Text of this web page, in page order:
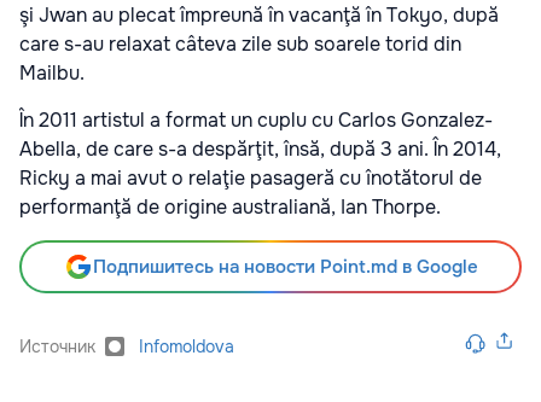
şi Jwan au plecat împreună în vacanţă în Tokyo, după
care s-au relaxat câteva zile sub soarele torid din
Mailbu.
În 2011 artistul a format un cuplu cu Carlos Gonzalez-
Abella, de care s-a despărţit, însă, după 3 ani. În 2014,
Ricky a mai avut o relaţie pasageră cu înotătorul de
performanţă de origine australiană, Ian Thorpe.
Подпишитесь на новости Point.md в Google
Источник Infomoldova